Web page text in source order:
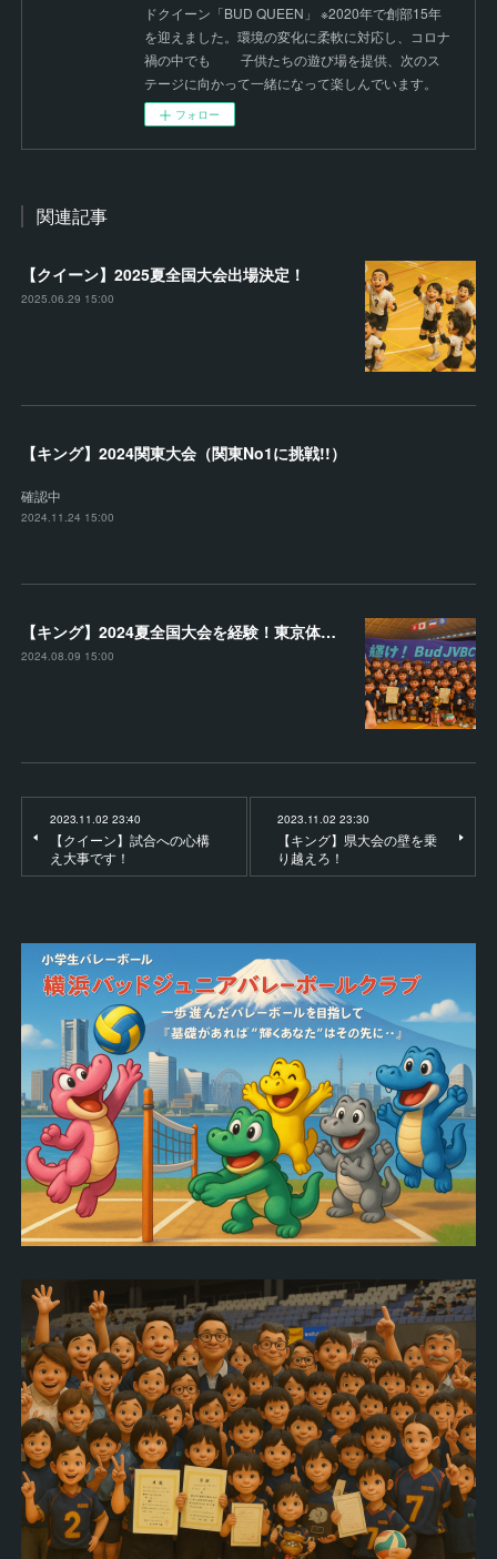
ドクイーン「BUD QUEEN」 ※2020年で創部15年
を迎えました。環境の変化に柔軟に対応し、コロナ
禍の中でも 子供たちの遊び場を提供、次のス
テージに向かって一緒になって楽しんでいます。
フォロー
関連記事
【クイーン】2025夏全国大会出場決定！
2025.06.29 15:00
【キング】2024関東大会（関東No1に挑戦!!）
確認中
2024.11.24 15:00
【キング】2024夏全国大会を経験！東京体育館で堂々とプレー
2024.08.09 15:00
2023.11.02 23:40
【クイーン】試合への心構
え大事です！
2023.11.02 23:30
【キング】県大会の壁を乗
り越えろ！